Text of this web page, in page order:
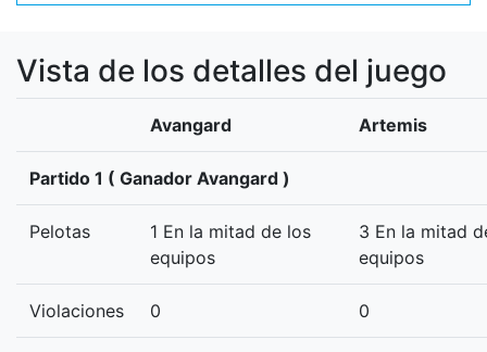
Vista de los detalles del juego
Avangard Artemis
Partido 1 ( Ganador Avangard )
Pelotas
1 En la mitad de los
equipos
3 En la mitad
equipos
Violaciones 0 0